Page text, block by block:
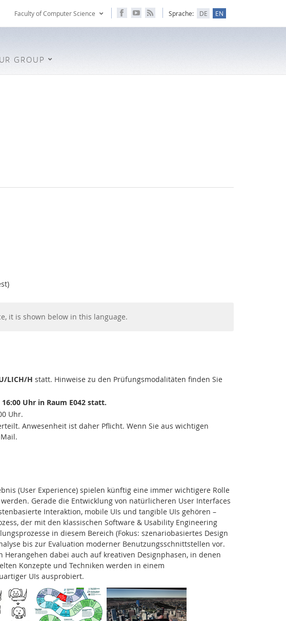
Faculty of Computer Science Sprache: DE EN
GROUP
it is shown below in this language.
LICH/H statt. Hinweise zu den Prüfungsmodalitäten finden Sie
Uhr in Raum E042 statt.
Uhr.
Anwesenheit ist daher Pflicht. Wenn Sie aus wichtigen
(User Experience) spielen künftig eine immer wichtigere Rolle
Gerade die Entwicklung von natürlicheren User Interfaces
Interaktion, mobile UIs und tangible UIs gehören –
der mit den klassischen Software & Usability Engineering
in diesem Bereich (Fokus: szenariobasiertes Design
bis zur Evaluation moderner Benutzungsschnittstellen vor.
dabei auch auf kreativen Designphasen, in denen
Konzepte und Techniken werden in einem
UIs ausprobiert.